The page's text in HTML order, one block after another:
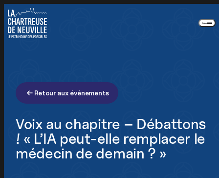
Menu
Aidants et personnes fragilisées
Notre newsletter
Recevez chaque mois toute notre actualité
Je m'inscris
Retour aux événements
Voix au chapitre – Débattons
! « L’IA peut-elle remplacer le
médecin de demain ? »
Panneau de gestion des cookies